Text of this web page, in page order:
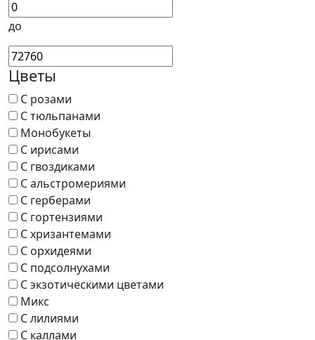
до
Цветы
С розами
С тюльпанами
Монобукеты
С ирисами
С гвоздиками
С альстромериями
С герберами
С гортензиями
С хризантемами
С орхидеями
С подсолнухами
С экзотическими цветами
Микс
С лилиями
С каллами